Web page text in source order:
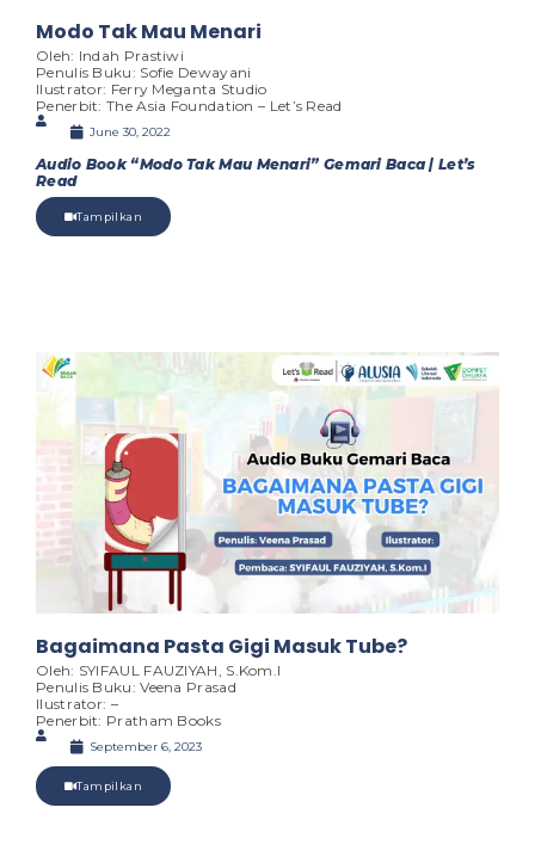
Modo Tak Mau Menari
Oleh: Indah Prastiwi
Penulis Buku: Sofie Dewayani
Ilustrator: Ferry Meganta Studio
Penerbit: The Asia Foundation – Let’s Read
June 30, 2022
Audio Book “Modo Tak Mau Menari” Gemari Baca | Let’s
Read
Tampilkan
Bagaimana Pasta Gigi Masuk Tube?
Oleh: SYIFAUL FAUZIYAH, S.Kom.I
Penulis Buku: Veena Prasad
Ilustrator: –
Penerbit: Pratham Books
September 6, 2023
Tampilkan